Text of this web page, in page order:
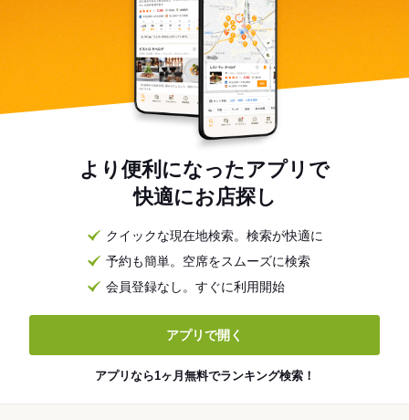
より便利になったアプリで
快適にお店探し
クイックな現在地検索。検索が快適に
予約も簡単。空席をスムーズに検索
会員登録なし。すぐに利用開始
アプリで開く
アプリなら1ヶ月無料でランキング検索！